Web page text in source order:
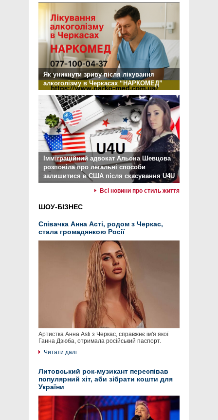
Як уникнути зриву після лікування
алкоголізму в Черкасах “НАРКОМЕД”
Імміграційний адвокат Альона Шевцова
розповіла про легальні способи
залишитися в США після скасування U4U
Всі новини про стиль життя
ШОУ-БІЗНЕС
Співачка Анна Асті, родом з Черкас,
стала громадянкою Росії
Артистка Анна Asti з Черкас, справжнє ім'я якої
Ганна Дзюба, отримала російський паспорт.
Читати далі
Литовський рок-музикант переспівав
популярний хіт, аби зібрати кошти для
України